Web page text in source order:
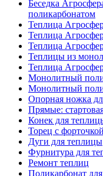
Беседка
поликарбонатом
Теплица
Теплица
Теплица
Теплицы из
Теплица
Монолитный
Монолитный
Опорная ножка
Прямые:
Конек для
Торец с
Дуги для теплицы
Фурнитура для
Ремонт теплиц
Поликарбонат